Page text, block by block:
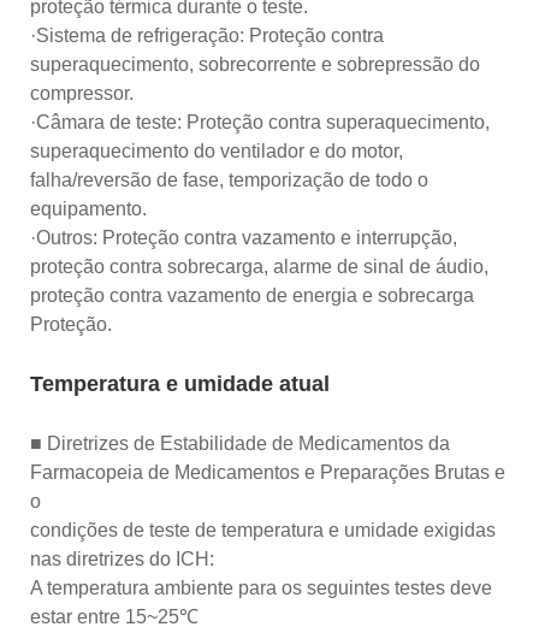
proteção térmica durante o teste.
·Sistema de refrigeração: Proteção contra
superaquecimento, sobrecorrente e sobrepressão do
compressor.
·Câmara de teste: Proteção contra superaquecimento,
superaquecimento do ventilador e do motor,
falha/reversão de fase, temporização de todo o
equipamento.
·Outros: Proteção contra vazamento e interrupção,
proteção contra sobrecarga, alarme de sinal de áudio,
proteção contra vazamento de energia e sobrecarga
Proteção.
Temperatura e umidade atual
■ Diretrizes de Estabilidade de Medicamentos da
Farmacopeia de Medicamentos e Preparações Brutas e
o
condições de teste de temperatura e umidade exigidas
nas diretrizes do ICH:
A temperatura ambiente para os seguintes testes deve
estar entre 15~25℃